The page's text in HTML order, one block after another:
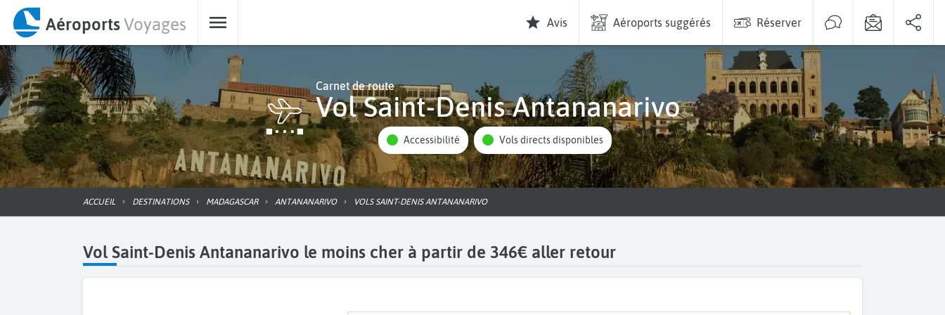
AéroportsVoyages Avis Aéroports suggérés Réserver
Carnet de route
Vol Saint-Denis Antananarivo
Accessibilité Vols directs disponibles
ACCUEIL DESTINATIONS MADAGASCAR ANTANANARIVO VOLS SAINT-DENIS ANTANANARIVO
Vol Saint-Denis Antananarivo le moins cher à partir de 346€ aller retour